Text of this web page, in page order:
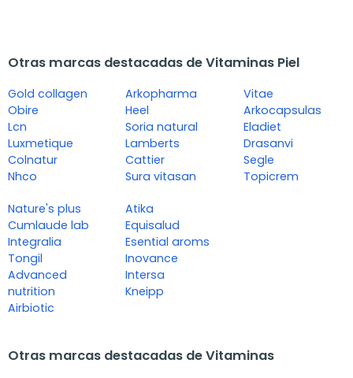
Otras marcas destacadas de Vitaminas Piel
Gold collagen
Obire
Lcn
Luxmetique
Colnatur
Nhco
Arkopharma
Heel
Soria natural
Lamberts
Cattier
Sura vitasan
Vitae
Arkocapsulas
Eladiet
Drasanvi
Segle
Topicrem
Nature's plus
Cumlaude lab
Integralia
Tongil
Advanced
nutrition
Airbiotic
Atika
Equisalud
Esential aroms
Inovance
Intersa
Kneipp
Otras marcas destacadas de Vitaminas